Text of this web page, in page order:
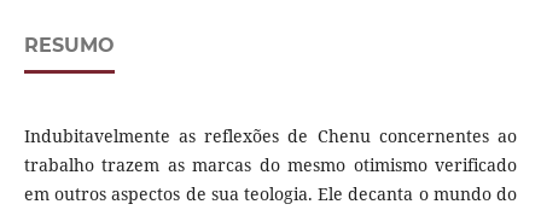
RESUMO
Indubitavelmente as reflexões de Chenu concernentes ao
trabalho trazem as marcas do mesmo otimismo verificado
em outros aspectos de sua teologia. Ele decanta o mundo do